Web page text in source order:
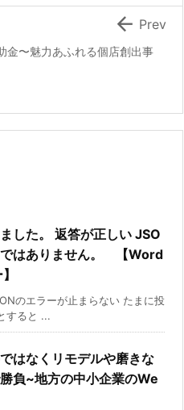
金〜魅力あふれる個店創出事
 Prev
した。 返答が正しい JSO
ではありません。 【Word
のエラーが止まらない たまに投
すると ...
はなくリモデルや磨きな
負~地方の中小企業のWe